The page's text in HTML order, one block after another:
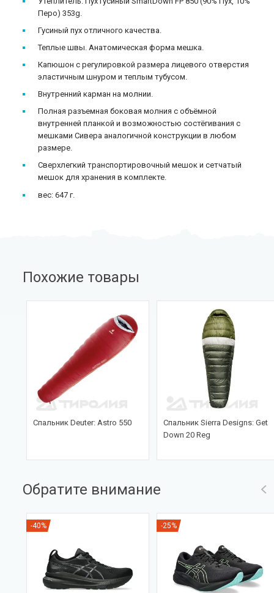
Перо) 353g.
Гусиный пух отличного качества.
Теплые швы. Анатомическая форма мешка.
Капюшон с регулировкой размера лицевого отверстия
эластичным шнуром и теплым тубусом.
Внутренний карман на молнии.
Полная разъемная боковая молния с объёмной
внутренней планкой и возможностью соcтёгивания с
мешками Сивера аналогичной конструкции в любом
размере.
Сверхлегкий транспортировочный мешок и сетчатый
мешок для хранения в комплекте.
вес: 647 г.
Похожие товары
Спальник Deuter: Astro 550
Спальник Sierra Designs: Get
Down 20 Reg
Обратите внимание
-40% -25%